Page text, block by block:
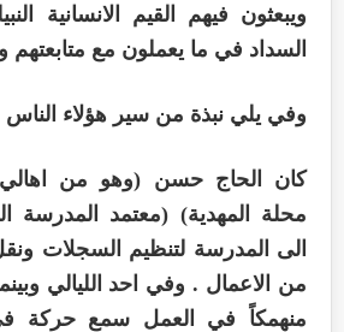
ويبعثون فيهم القيم الانسانية
السداد في ما يعملون مع متابعتهم
وفي يلي نبذة من سير هؤلاء الناس
كان الحاج حسن (وهو من
محلة المهدية) (معتمد المدرسة
الى المدرسة لتنظيم السجلات
من الاعمال . وفي احد الليالي
منهمكاً في العمل سمع حركة